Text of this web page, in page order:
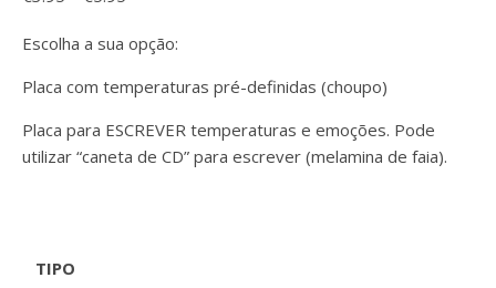
Escolha a sua opção:
Placa com temperaturas pré-definidas (choupo)
Placa para ESCREVER temperaturas e emoções. Pode
utilizar “caneta de CD” para escrever (melamina de faia).
TIPO